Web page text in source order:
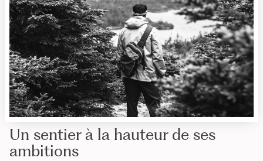
Un sentier à la hauteur de ses
ambitions